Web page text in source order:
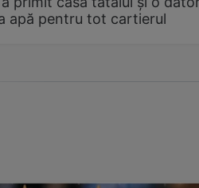
apă pentru tot cartierul